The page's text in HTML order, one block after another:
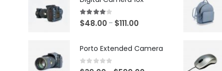
4.00 out of 5
$48.00 – $111.00
Porto Extended Camera
0 out of 5